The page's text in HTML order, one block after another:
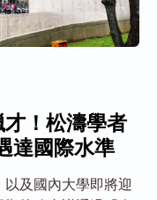
！松濤學者
達國際水準
及國內大學即將迎